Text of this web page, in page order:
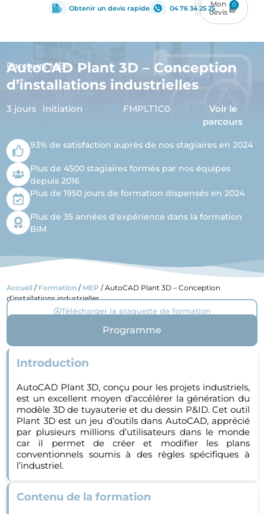
Obtenir un devis rapide 04 76 34 25 25 0
Parcours MEP
AutoCAD Plant 3D – Conception
d’installations industrielles
3 jours Initiation FMPLT1C0
Voir le
parcours
93% de satisfaction auprès de nos stagiaires en 2024
Plus de 4500 stagiaires formés par nos équipes
depuis 2016
Plus de 1950 jours de formation dispensés en 2024
Plus de 35 années d'expérience dans la formation
BIM
Accueil / Formation / MEP / AutoCAD Plant 3D – Conception
d’installations industrielles
Télécharger la plaquette de formation
Programme
Introduction
AutoCAD Plant 3D, conçu pour les projets industriels,
est un excellent moyen d’accélérer la génération du
modèle 3D de tuyauterie et du dessin P&ID. Cet outil
Plant 3D est un jeu d’outils dans AutoCAD, apprécié
par plusieurs millions d’utilisateurs dans le monde
car il permet de créer et modifier les plans
conventionnels soumis à des règles spécifiques à
l’industriel.
Contenu de la formation